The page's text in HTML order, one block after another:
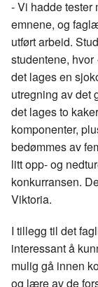
- Vi hadde tester
emnene, og
utført arbeid.
studentene,
det lages en
utregning av det
det lages to
komponenter,
bedømmes av
litt opp- og
konkurransen.
Viktoria.
I tillegg til det
interessant å
mulig gå innen
og lære av de